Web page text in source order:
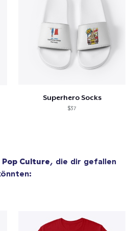
Superhero Socks
$37
Pop Culture, die dir gefallen